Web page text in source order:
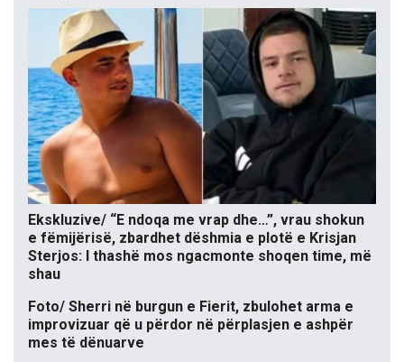
Ekskluzive/ “E ndoqa me vrap dhe…”, vrau shokun
e fëmijërisë, zbardhet dëshmia e plotë e Krisjan
Sterjos: I thashë mos ngacmonte shoqen time, më
shau
Foto/ Sherri në burgun e Fierit, zbulohet arma e
improvizuar që u përdor në përplasjen e ashpër
mes të dënuarve